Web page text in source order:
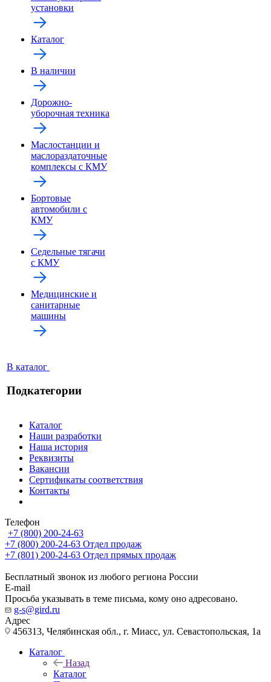
установки
Каталог
В наличии
Дорожно-
уборочная техника
Маслостанции и
маслораздаточные
комплексы с КМУ
Бортовые
автомобили с
КМУ
Седельные тягачи
с КМУ
Медицинские и
санитарные
машины
В каталог
Подкатегории
Каталог
Наши разработки
Наша история
Реквизиты
Вакансии
Сертификаты соответствия
Контакты
Телефон
+7 (800) 200-24-63
+7 (800) 200-24-63 Отдел продаж
+7 (801) 200-24-63 Отдел прямых продаж
Бесплатный звонок из любого региона России
E-mail
Просьба указывать в теме письма, кому оно адресовано.
g-s@gird.ru
Адрес
456313, Челябинская обл., г. Миасс, ул. Севастопольская, 1а
Каталог
Назад
Каталог